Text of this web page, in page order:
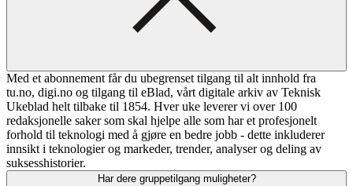
Med et abonnement får du ubegrenset tilgang til alt innhold fra
tu.no, digi.no og tilgang til eBlad, vårt digitale arkiv av Teknisk
Ukeblad helt tilbake til 1854. Hver uke leverer vi over 100
redaksjonelle saker som skal hjelpe alle som har et profesjonelt
forhold til teknologi med å gjøre en bedre jobb - dette inkluderer
innsikt i teknologier og markeder, trender, analyser og deling av
suksesshistorier.
Har dere gruppetilgang muligheter?